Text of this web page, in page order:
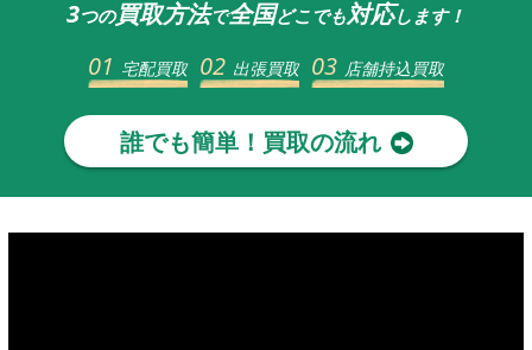
3つの買取方法で全国どこでも対応します！
01 宅配買取 02 出張買取 03 店舗持込買取
誰でも簡単！買取の流れ